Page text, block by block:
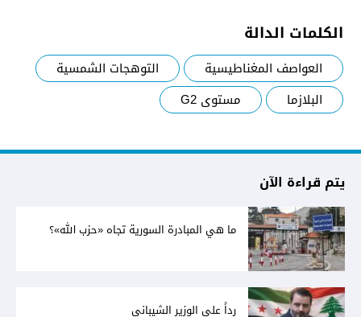
الكلمات الدالة
العواصف المغناطيسية
التوهجات الشمسية
البلازما
مستوى G2
يتم قراءة الآن
ما هي المبادرة السورية تجاه «حزب الله»؟
رداً على الوزير الشيباني